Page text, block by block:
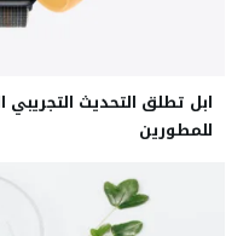
للمطورين